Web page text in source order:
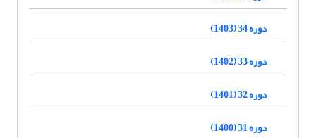
دوره 34 (1403)
دوره 33 (1402)
دوره 32 (1401)
دوره 31 (1400)